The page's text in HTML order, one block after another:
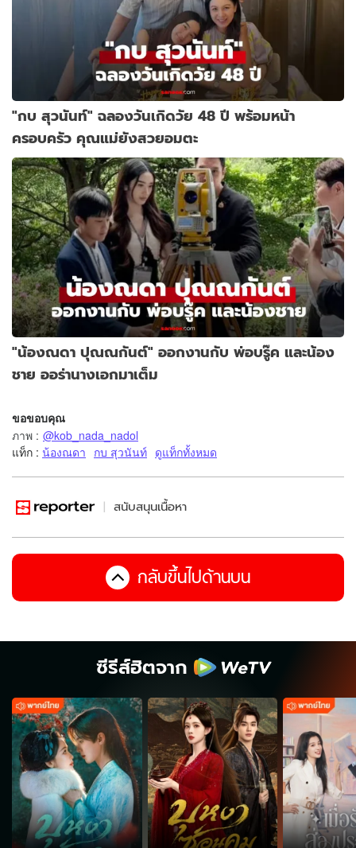
"กบ สุวนันท์" ฉลองวันเกิดวัย 48 ปี พร้อมหน้า
ครอบครัว คุณแม่ยังสวยอมตะ
"น้องณดา ปุณณกันต์" ออกงานกับ พ่อบรู๊ค และน้อง
ชาย ออร่านางเอกมาเต็ม
ขอขอบคุณ
ภาพ : @kob_nada_nadol
แท็ก : น้องณดา กบ สุวนันท์ ดูแท็กทั้งหมด
สนับสนุนเนื้อหา
กลับขึ้นไปด้านบน
ซีรีส์ฮิตจาก